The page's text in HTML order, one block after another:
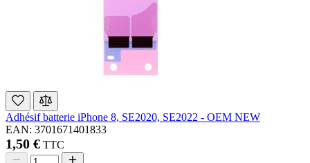
Adhésif batterie iPhone 8, SE2020, SE2022 - OEM NEW
EAN: 3701671401833
1,50 € TTC